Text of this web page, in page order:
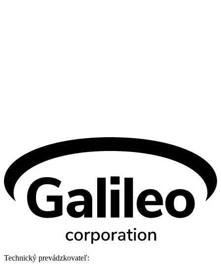
Technický prevádzkovateľ: